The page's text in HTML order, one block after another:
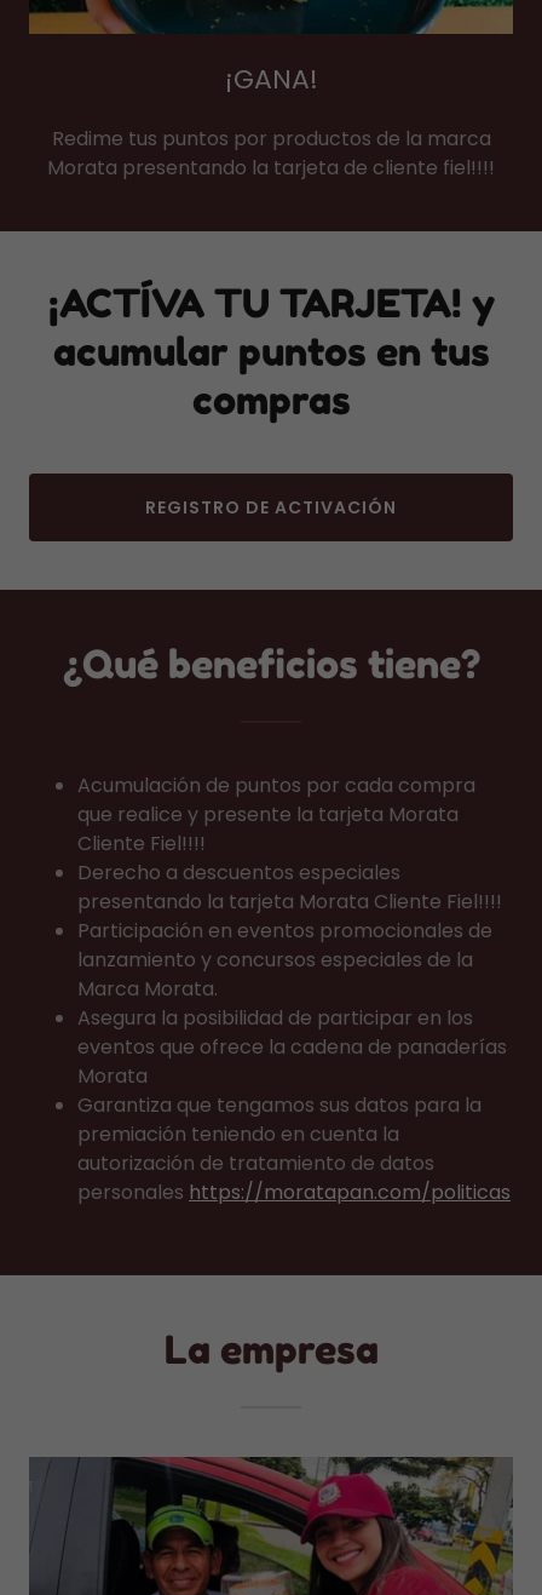
¡GANA!
Redime tus puntos por productos de la marca
Morata presentando la tarjeta de cliente fiel!!!!
¡ACTÍVA TU TARJETA! y
acumular puntos en tus
compras
REGISTRO DE ACTIVACIÓN
¿Qué beneficios tiene?
Acumulación de puntos por cada compra
que realice y presente la tarjeta Morata
Cliente Fiel!!!!
Derecho a descuentos especiales
presentando la tarjeta Morata Cliente Fiel!!!!
Participación en eventos promocionales de
lanzamiento y concursos especiales de la
Marca Morata.
Asegura la posibilidad de participar en los
eventos que ofrece la cadena de panaderías
Morata
Garantiza que tengamos sus datos para la
premiación teniendo en cuenta la
autorización de tratamiento de datos
personales https://moratapan.com/politicas
La empresa